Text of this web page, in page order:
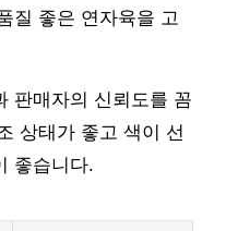
질 좋은 연자육을 고
판매자의 신뢰도를 꼼
상태가 좋고 색이 선
좋습니다.